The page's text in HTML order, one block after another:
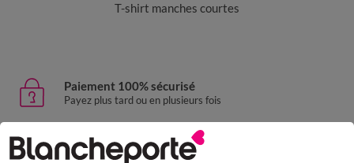
T-shirt manches courtes
Paiement 100% sécurisé
Payez plus tard ou en plusieurs fois
Livraison express
domicile, relais, consignes automatiques